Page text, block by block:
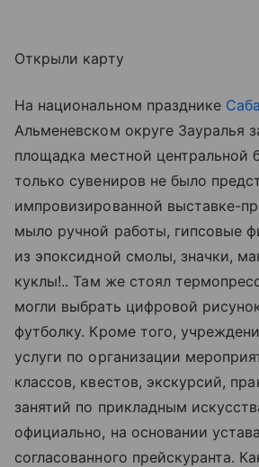
Открыли карту
На национальном празднике
Альменевском округе Зауралья
площадка местной центральной
только сувениров не было
импровизированной выставке-
мыло ручной работы, гипсовые
из эпоксидной смолы, значки,
куклы!.. Там же стоял
могли выбрать цифровой
футболку. Кроме того,
услуги по организации
классов, квестов, экскурсий,
занятий по прикладным
официально, на основании
согласованного прейскуранта.